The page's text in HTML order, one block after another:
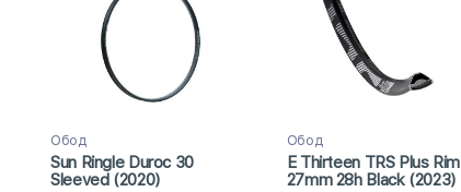
Обод
Sun Ringle Duroc 30
Sleeved (2020)
Обод
E Thirteen TRS Plus Rim
27mm 28h Black (2023)